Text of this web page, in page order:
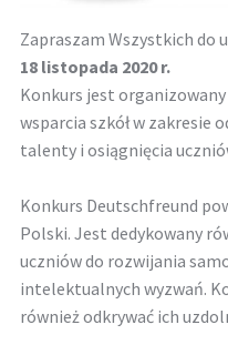
Zapraszam Wszystkich do
18 listopada 2020 r.
Konkurs jest
wsparcia szkół w zakresie
talenty i osiągnięcia
Konkurs Deutschfreund
Polski. Jest dedykowany
uczniów do rozwijania
intelektualnych wyzwań.
również odkrywać ich